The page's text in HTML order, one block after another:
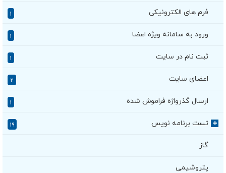
فرم های الکترونیکی
ورود به سامانه ویژه اعضا
ثبت نام در سایت
اعضای سایت ۲
ارسال گذرواژه فراموش شده
+ تست برنامه نویس ۱۹
گاز
پتروشیمی